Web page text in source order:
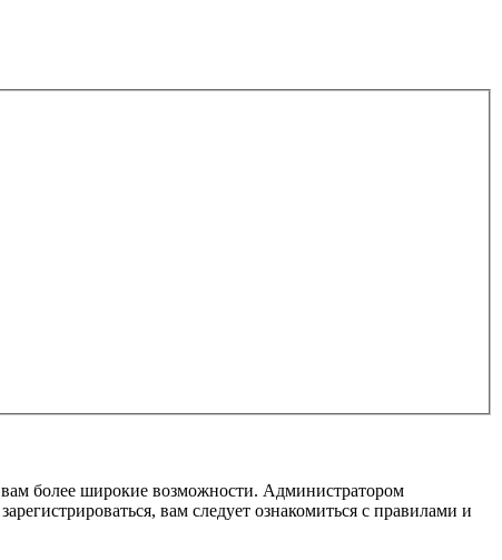
более широкие возможности. Администратором
вам следует ознакомиться с правилами и